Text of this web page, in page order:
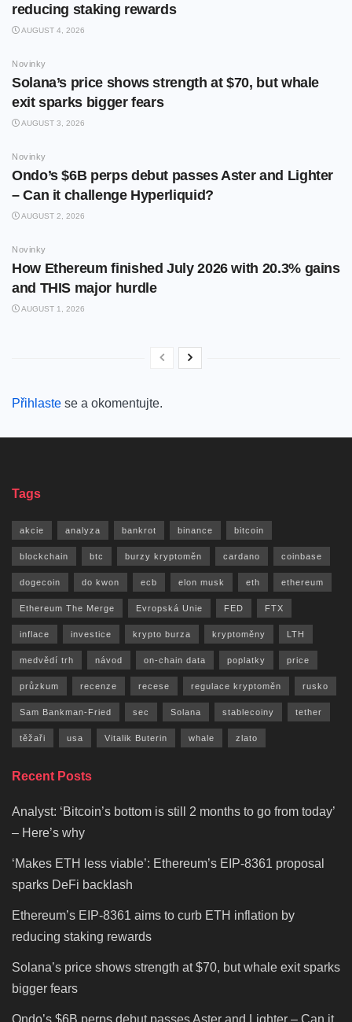
reducing staking rewards
AUGUST 4, 2026
Novinky
Solana’s price shows strength at $70, but whale
exit sparks bigger fears
AUGUST 3, 2026
Novinky
Ondo’s $6B perps debut passes Aster and Lighter
– Can it challenge Hyperliquid?
AUGUST 2, 2026
Novinky
How Ethereum finished July 2026 with 20.3% gains
and THIS major hurdle
AUGUST 1, 2026
Přihlaste se a okomentujte.
Tags
akcie analyza bankrot binance bitcoin
blockchain btc burzy kryptoměn cardano coinbase
dogecoin do kwon ecb elon musk eth ethereum
Ethereum The Merge Evropská Unie FED FTX
inflace investice krypto burza kryptoměny LTH
medvědí trh návod on-chain data poplatky price
průzkum recenze recese regulace kryptoměn rusko
Sam Bankman-Fried sec Solana stablecoiny tether
těžaři usa Vitalik Buterin whale zlato
Recent Posts
Analyst: ‘Bitcoin’s bottom is still 2 months to go from today’
– Here’s why
‘Makes ETH less viable’: Ethereum’s EIP-8361 proposal
sparks DeFi backlash
Ethereum’s EIP-8361 aims to curb ETH inflation by
reducing staking rewards
Solana’s price shows strength at $70, but whale exit sparks
bigger fears
Ondo’s $6B perps debut passes Aster and Lighter – Can it